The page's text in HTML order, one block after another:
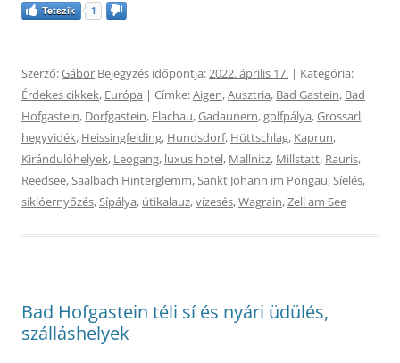
Tetszik 1
Szerző:Gábor Bejegyzés időpontja:2022. április 17. | Kategória:
Érdekes cikkek, Európa | Címke:Aigen,Ausztria, Bad Gastein, Bad
Hofgastein, Dorfgastein, Flachau,Gadaunern,golfpálya,Grossarl,
hegyvidék, Heissingfelding, Hundsdorf, Hüttschlag, Kaprun,
Kirándulóhelyek, Leogang, luxus hotel, Mallnitz, Millstatt, Rauris,
Reedsee,Saalbach Hinterglemm,Sankt Johann im Pongau,Síelés,
siklóernyőzés,Sípálya, útikalauz,vízesés,Wagrain,Zell am See
Bad Hofgastein téli sí és nyári üdülés,
szálláshelyek